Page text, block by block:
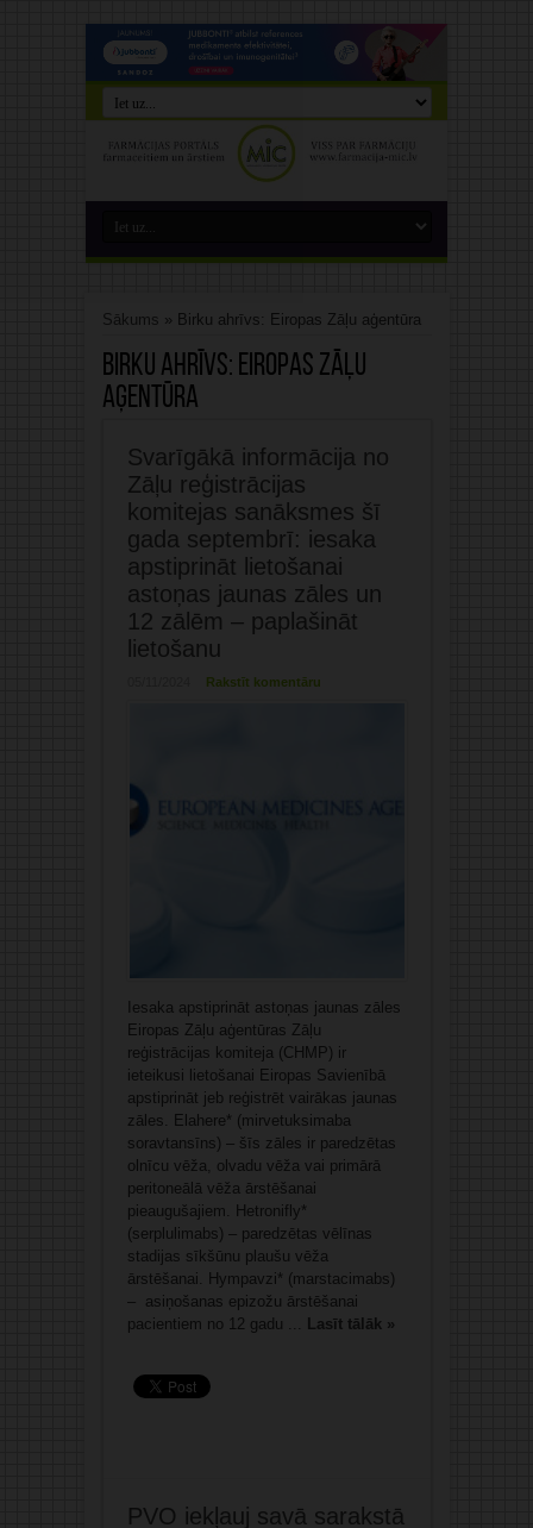
Sākums » Birku ahrīvs: Eiropas Zāļu aģentūra
Birku ahrīvs: Eiropas Zāļu
aģentūra
Svarīgākā informācija no
Zāļu reģistrācijas
komitejas sanāksmes šī
gada septembrī: iesaka
apstiprināt lietošanai
astoņas jaunas zāles un
12 zālēm – paplašināt
lietošanu
Rakstīt komentāru
Iesaka apstiprināt astoņas jaunas zāles
Eiropas Zāļu aģentūras Zāļu
reģistrācijas komiteja (CHMP) ir
ieteikusi lietošanai Eiropas Savienībā
apstiprināt jeb reģistrēt vairākas jaunas
zāles. Elahere* (mirvetuksimaba
soravtansīns) – šīs zāles ir paredzētas
olnīcu vēža, olvadu vēža vai primārā
peritoneālā vēža ārstēšanai
pieaugušajiem. Hetronifly*
(serplulimabs) – paredzētas vēlīnas
stadijas sīkšūnu plaušu vēža
ārstēšanai. Hympavzi* (marstacimabs)
– asiņošanas epizožu ārstēšanai
pacientiem no 12 gadu ... Lasīt tālāk »
PVO iekļauj savā sarakstā